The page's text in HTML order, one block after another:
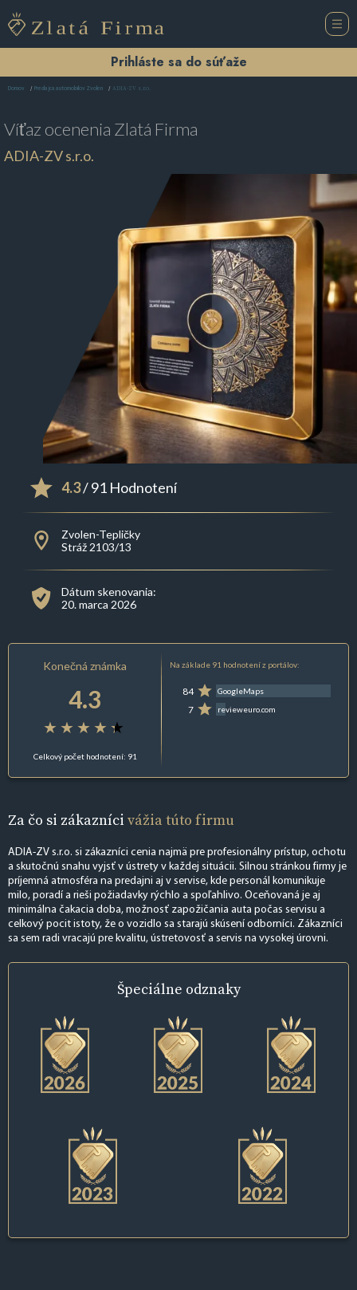
Prihláste sa do súťaže
Domov Predajca automobilov Zvolen ADIA-ZV s.r.o.
Víťaz ocenenia Zlatá Firma
ADIA-ZV s.r.o.
4.3/ 91 Hodnotení
Zvolen-Tepličky
Stráž 2103/13
Dátum skenovania:
20. marca 2026
Konečná známka
4.3
Celkový počet hodnotení: 91
Na základe 91 hodnotení z portálov:
84 GoogleMaps
7 revieweuro.com
Za čo si zákazníci vážia túto firmu
ADIA-ZV s.r.o. si zákazníci cenia najmä pre profesionálny prístup, ochotu
a skutočnú snahu vyjsť v ústrety v každej situácii. Silnou stránkou firmy je
príjemná atmosféra na predajni aj v servise, kde personál komunikuje
milo, poradí a rieši požiadavky rýchlo a spoľahlivo. Oceňovaná je aj
minimálna čakacia doba, možnosť zapožičania auta počas servisu a
celkový pocit istoty, že o vozidlo sa starajú skúsení odborníci. Zákazníci
sa sem radi vracajú pre kvalitu, ústretovosť a servis na vysokej úrovni.
Špeciálne odznaky